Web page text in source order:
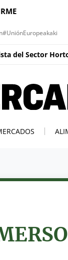
#UniónEuropeakaki
del Sector